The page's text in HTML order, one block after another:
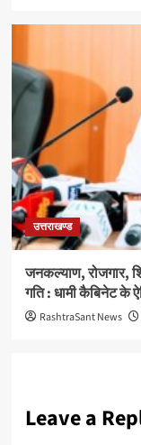
उत्तराखण्ड
जनकल्याण, रोजगार,
गति : धामी कैबिनेट के
RashtraSant News
Leave a